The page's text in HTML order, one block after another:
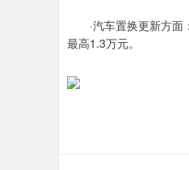
·汽车置换更新方面
最高1.3万元。